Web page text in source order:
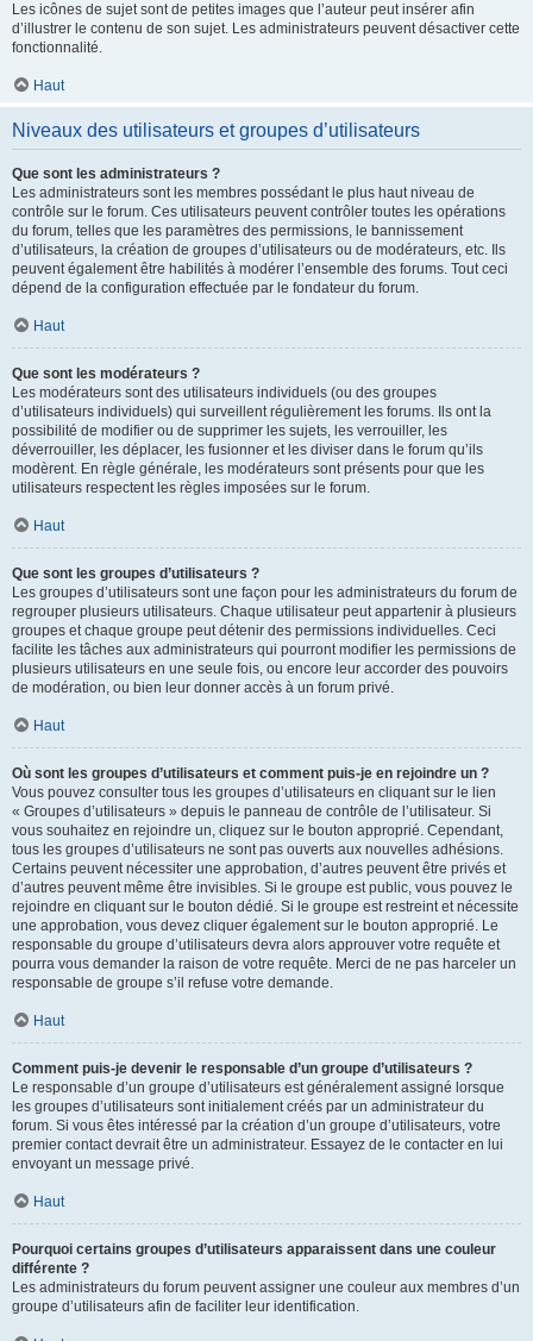
Les icônes de sujet sont de petites images que l’auteur peut insérer afin
d’illustrer le contenu de son sujet. Les administrateurs peuvent désactiver cette
fonctionnalité.
Haut
Niveaux des utilisateurs et groupes d’utilisateurs
Que sont les administrateurs ?
Les administrateurs sont les membres possédant le plus haut niveau de
contrôle sur le forum. Ces utilisateurs peuvent contrôler toutes les opérations
du forum, telles que les paramètres des permissions, le bannissement
d’utilisateurs, la création de groupes d’utilisateurs ou de modérateurs, etc. Ils
peuvent également être habilités à modérer l’ensemble des forums. Tout ceci
dépend de la configuration effectuée par le fondateur du forum.
Haut
Que sont les modérateurs ?
Les modérateurs sont des utilisateurs individuels (ou des groupes
d’utilisateurs individuels) qui surveillent régulièrement les forums. Ils ont la
possibilité de modifier ou de supprimer les sujets, les verrouiller, les
déverrouiller, les déplacer, les fusionner et les diviser dans le forum qu’ils
modèrent. En règle générale, les modérateurs sont présents pour que les
utilisateurs respectent les règles imposées sur le forum.
Haut
Que sont les groupes d’utilisateurs ?
Les groupes d’utilisateurs sont une façon pour les administrateurs du forum de
regrouper plusieurs utilisateurs. Chaque utilisateur peut appartenir à plusieurs
groupes et chaque groupe peut détenir des permissions individuelles. Ceci
facilite les tâches aux administrateurs qui pourront modifier les permissions de
plusieurs utilisateurs en une seule fois, ou encore leur accorder des pouvoirs
de modération, ou bien leur donner accès à un forum privé.
Haut
Où sont les groupes d’utilisateurs et comment puis-je en rejoindre un ?
Vous pouvez consulter tous les groupes d’utilisateurs en cliquant sur le lien
« Groupes d’utilisateurs » depuis le panneau de contrôle de l’utilisateur. Si
vous souhaitez en rejoindre un, cliquez sur le bouton approprié. Cependant,
tous les groupes d’utilisateurs ne sont pas ouverts aux nouvelles adhésions.
Certains peuvent nécessiter une approbation, d’autres peuvent être privés et
d’autres peuvent même être invisibles. Si le groupe est public, vous pouvez le
rejoindre en cliquant sur le bouton dédié. Si le groupe est restreint et nécessite
une approbation, vous devez cliquer également sur le bouton approprié. Le
responsable du groupe d’utilisateurs devra alors approuver votre requête et
pourra vous demander la raison de votre requête. Merci de ne pas harceler un
responsable de groupe s’il refuse votre demande.
Haut
Comment puis-je devenir le responsable d’un groupe d’utilisateurs ?
Le responsable d’un groupe d’utilisateurs est généralement assigné lorsque
les groupes d’utilisateurs sont initialement créés par un administrateur du
forum. Si vous êtes intéressé par la création d’un groupe d’utilisateurs, votre
premier contact devrait être un administrateur. Essayez de le contacter en lui
envoyant un message privé.
Haut
Pourquoi certains groupes d’utilisateurs apparaissent dans une couleur
différente ?
Les administrateurs du forum peuvent assigner une couleur aux membres d’un
groupe d’utilisateurs afin de faciliter leur identification.